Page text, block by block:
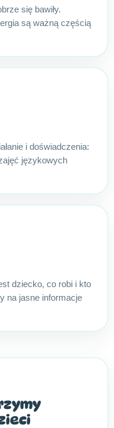
się bawiły.
są ważną częścią
i doświadczenia:
językowych
dziecko, co robi i kto
na jasne informacje